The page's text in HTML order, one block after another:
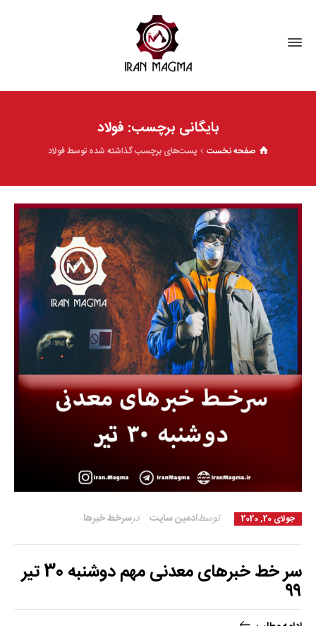
بایگانی برچسب: فولاد
صفحه نخست پست‌های برچسب گذاشته شده توسط فولاد
جولای 20, 2020 ادمین سایتتوسط سرخط خبرهادر
سر خط خبرهای معدنی مهم دوشنبه 30 تیر
۹۹